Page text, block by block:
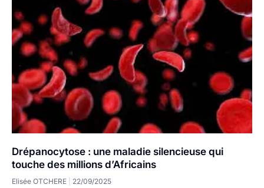
Drépanocytose : une maladie silencieuse qui
touche des millions d’Africains
Elisée OTCHERE 22/09/2025